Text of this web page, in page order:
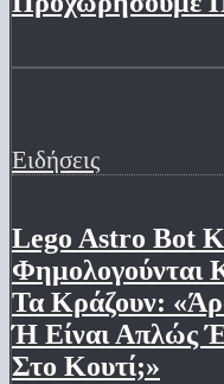
Ειδήσεις
Lego Astro Bot
Φημολογούνται
Τα Κράζουν:
Ή Είναι Απλώς
Στο Κουτί;»